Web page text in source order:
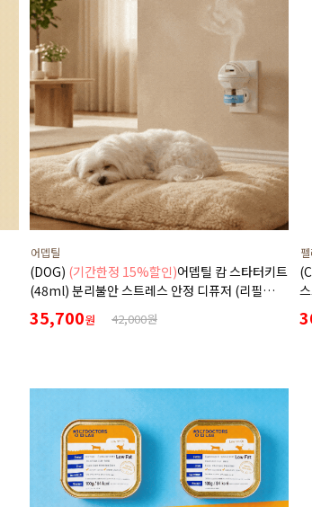
어뎁틸
(DOG) (기간한정 15%할인)어뎁틸 캄 스타터키트
(48ml) 분리불안 스트레스 안정 디퓨저 (리필
+본품(훈증기)구성)
35,700원 42,000원